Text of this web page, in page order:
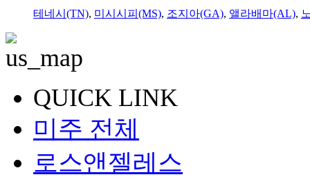
테네시(TN), 미시시피(MS), 조지아(GA), 앨라배마(AL),
QUICK LINK
미주 전체
로스앤젤레스